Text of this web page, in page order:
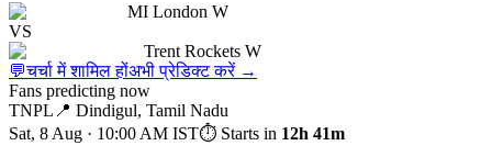
MI London W
VS
Trent Rockets W
💬चर्चा में शामिल होंअभी प्रेडिक्ट करें →
Fans predicting now
TNPL 📍 Dindigul, Tamil Nadu
Sat, 8 Aug · 10:00 AM IST⏱ Starts in 12h 41m